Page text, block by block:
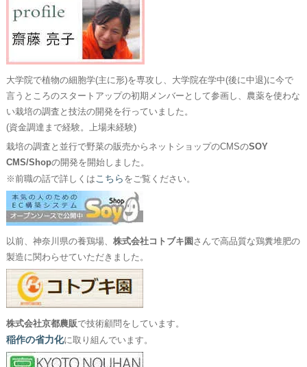
大学院で植物の細胞学(主に形)を専攻し、大学院在学中(後に中退)に今で
言うところのスタートアップの初期メンバーとして参画し、農薬を使わな
い栽培の調査と技法の開発を行っていました。
(資金調達まで経験。上場未経験)
栽培の調査と並行で野菜の販売からネットショップのCMSのSOY
CMS/Shopの開発を開始しました。
※前職の話で詳しくはこちら をご覧ください。
以前、神奈川県の養鶏場、 株式会社コトブキ園 さんで高品質な鶏糞堆肥の
製造に関わらせていただきました。
株式会社京都農販で技術顧問をしています。
稲作の省力化に取り組んでいます。